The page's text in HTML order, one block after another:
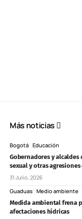
Más noticias
Bogotá Educación
Gobernadores y
sexual y otras
31 Julio, 2026
Guaduas Medio ambiente
Medida ambiental frena
afectaciones hídricas